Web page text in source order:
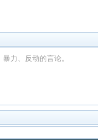
力、反动的言论。